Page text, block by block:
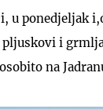
u ponedjeljak
i
na